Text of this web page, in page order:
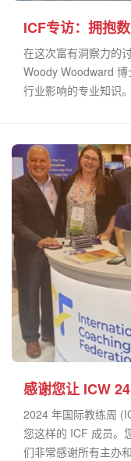
ICF专访：拥抱
在这次富有洞察力的
Woody Woodward
行业影响的专业知识
感谢您让 ICW
2024 年国际教练周
您这样的 ICF 成员。
们非常感谢所有主办